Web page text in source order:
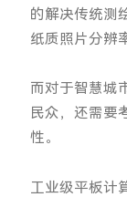
的解决传统测
纸质照片分辨
而对于智慧城
民众，还需要
性。
工业级平板计